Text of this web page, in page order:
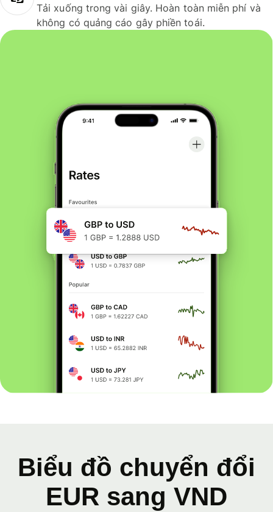
Tải xuống trong vài giây. Hoàn toàn miễn phí và
không có quảng cáo gây phiền toái.
Biểu đồ chuyển đổi
EUR sang VND